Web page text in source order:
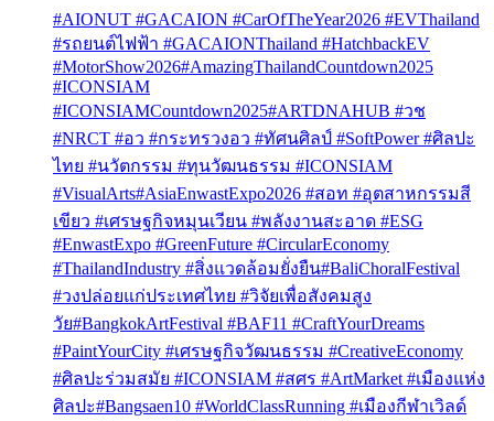
#AIONUT #GACAION #CarOfTheYear2026 #EVThailand
#รถยนต์ไฟฟ้า #GACAIONThailand #HatchbackEV
#MotorShow2026#AmazingThailandCountdown2025
#ICONSIAM
#ICONSIAMCountdown2025#ARTDNAHUB #วช
#NRCT #อว #กระทรวงอว #ทัศนศิลป์ #SoftPower #ศิลปะ
ไทย #นวัตกรรม #ทุนวัฒนธรรม #ICONSIAM
#VisualArts#AsiaEnwastExpo2026 #สอท #อุตสาหกรรมสี
เขียว #เศรษฐกิจหมุนเวียน #พลังงานสะอาด #ESG
#EnwastExpo #GreenFuture #CircularEconomy
#ThailandIndustry #สิ่งแวดล้อมยั่งยืน#BaliChoralFestival
#วงปล่อยแก่ประเทศไทย #วิจัยเพื่อสังคมสูง
วัย#BangkokArtFestival #BAF11 #CraftYourDreams
#PaintYourCity #เศรษฐกิจวัฒนธรรม #CreativeEconomy
#ศิลปะร่วมสมัย #ICONSIAM #สศร #ArtMarket #เมืองแห่ง
ศิลปะ#Bangsaen10 #WorldClassRunning #เมืองกีฬาเวิลด์